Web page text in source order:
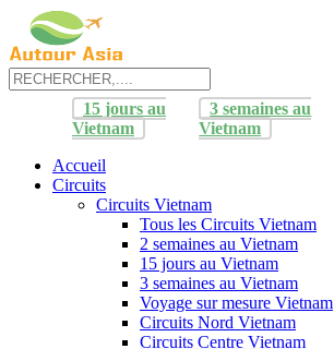
15 jours au
Vietnam
3 semaines au
Vietnam
Accueil
Circuits
Circuits Vietnam
Tous les Circuits Vietnam
2 semaines au Vietnam
15 jours au Vietnam
3 semaines au Vietnam
Voyage sur mesure Vietnam
Circuits Nord Vietnam
Circuits Centre Vietnam